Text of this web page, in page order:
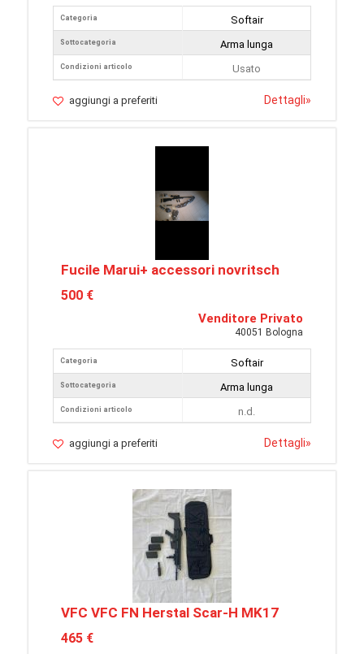
Categoria
Sottocategoria
Condizioni articolo
Softair
Arma lunga
Usato
aggiungi a preferiti Dettagli»
Fucile Marui+ accessori novritsch
500 €
Venditore Privato
40051 Bologna
Categoria
Sottocategoria
Condizioni articolo
Softair
Arma lunga
n.d.
aggiungi a preferiti Dettagli»
VFC VFC FN Herstal Scar-H MK17
465 €